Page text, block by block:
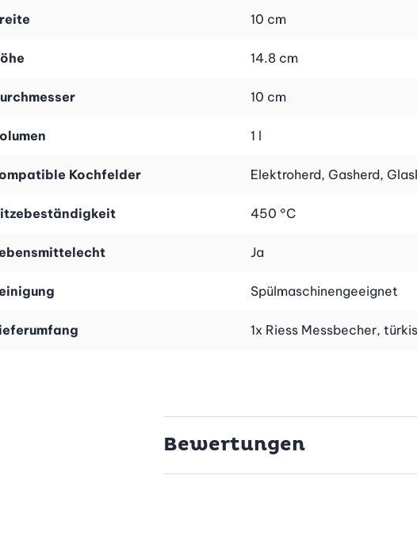
10 cm
14.8 cm
10 cm
1 l
Kochfelder Elektroherd, Gasherd,
450 °C
Ja
Spülmaschinengeeignet
1x Riess Messbecher,
Bewertungen